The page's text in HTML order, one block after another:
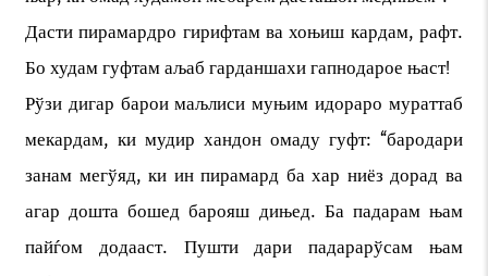
Дасти пирамардро гирифтам ва хоњиш кардам, рафт.
Бо худам гуфтам аљаб гарданшахи гапнодарое њаст!
Рўзи дигар барои маљлиси муњим идораро мураттаб
мекардам, ки мудир хандон омаду гуфт: “бародари
занам мегўяд, ки ин пирамард ба хар ниёз дорад ва
агар дошта бошед барояш дињед. Ба падарам њам
пайѓом додааст. Пушти дари падарарўсам њам